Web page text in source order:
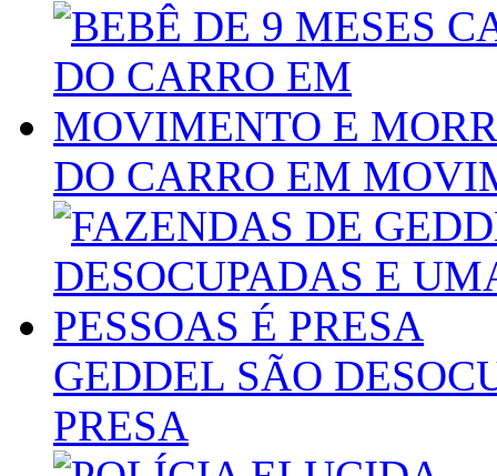
DO CARRO EM
GEDDEL SÃO
PRESA